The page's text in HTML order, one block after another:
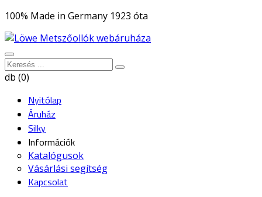
100% Made in Germany 1923 óta
db (0)
Nyitólap
Áruház
Silky
Információk
Katalógusok
Vásárlási segítség
Kapcsolat